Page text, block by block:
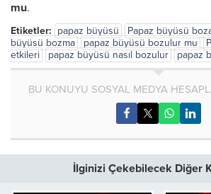
mu.
Etiketler: papaz büyüsü Papaz büyüsü
büyüsü bozma
papaz büyüsü bozulur mu
etkileri
papaz büyüsü nasıl bozulur papaz
BU KONUYU SOSYAL MEDYA
İlginizi Çekebilecek Diğer